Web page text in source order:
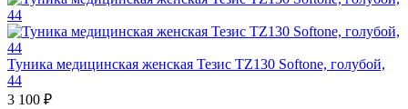
Туника медицинская женская Тезис TZ130 Softone, голубой,
44
3 100 ₽